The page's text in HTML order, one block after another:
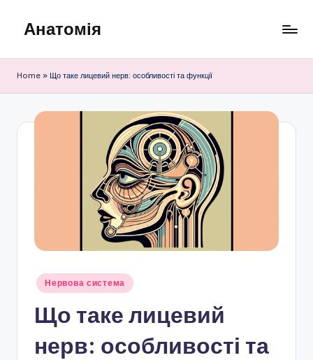
content
Анатомія
Home » Що таке лицевий нерв: особливості та функції
Posted
in
Нервова система
Що таке лицевий
нерв: особливості та